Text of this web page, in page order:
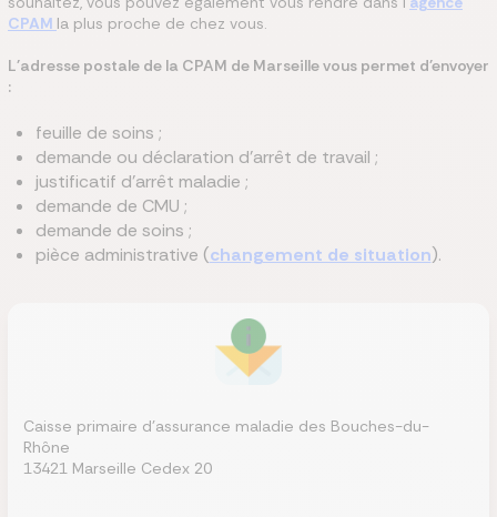
CPAM la plus proche de chez vous.
L'adresse postale de la CPAM de Marseillevous permet d'envoyer
:
feuille de soins ;
demande ou déclaration d'arrêt de travail ;
justificatif d'arrêt maladie ;
demande de CMU ;
demande de soins ;
pièce administrative (changement de situation).
Caisse primaire d'assurance maladie des Bouches-du-
Rhône
13421 Marseille Cedex 20